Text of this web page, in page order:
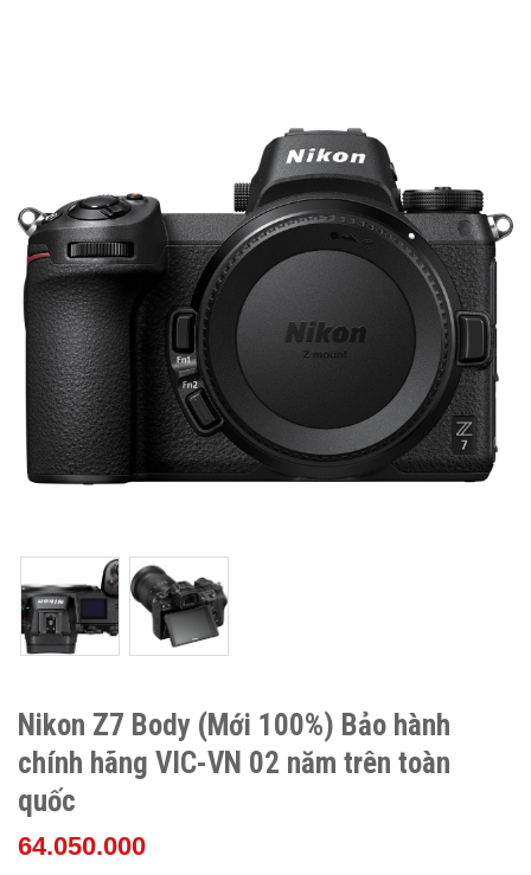
Nikon Z7 Body (Mới 100%) Bảo hành
chính hãng VIC-VN 02 năm trên toàn
quốc
64.050.000